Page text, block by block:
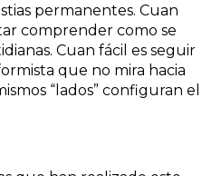
permanentes. Cuan
comprender como se
Cuan fácil es seguir
que no mira hacia
“lados” configuran el